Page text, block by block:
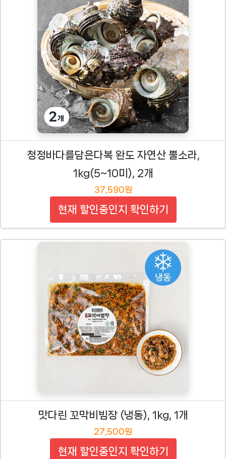
청정바다를담은다복 완도 자연산 뿔소라,
1kg(5~10미), 2개
37,590원
현재 할인중인지 확인하기
맛다린 꼬막비빔장 (냉동), 1kg, 1개
27,500원
현재 할인중인지 확인하기